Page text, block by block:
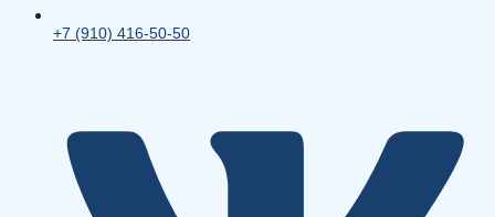
+7 (910) 416-50-50